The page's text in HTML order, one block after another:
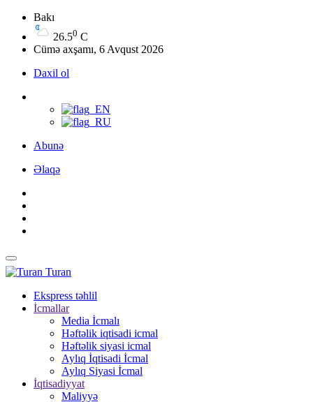
Bakı
26.50 C
Cümə axşamı, 6 Avqust 2026
Daxil ol
Abunə
Əlaqə
Turan
Ekspress təhlil
İcmallar
Media İcmalı
Həftəlik iqtisadi icmal
Həftəlik siyasi icmal
Aylıq İqtisadi İcmal
Aylıq Siyasi İcmal
İqtisadiyyat
Maliyyə